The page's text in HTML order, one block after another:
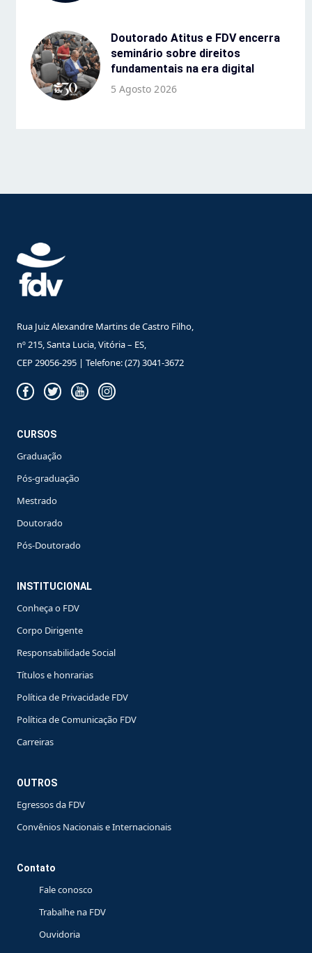
Doutorado Atitus e FDV encerra
seminário sobre direitos
fundamentais na era digital
5 Agosto 2026
Rua Juiz Alexandre Martins de Castro Filho,
nº 215, Santa Lucia, Vitória – ES,
CEP 29056-295 | Telefone: (27) 3041-3672
CURSOS
Graduação
Pós-graduação
Mestrado
Doutorado
Pós-Doutorado
INSTITUCIONAL
Conheça o FDV
Corpo Dirigente
Responsabilidade Social
Títulos e honrarias
Política de Privacidade FDV
Política de Comunicação FDV
Carreiras
OUTROS
Egressos da FDV
Convênios Nacionais e Internacionais
Contato
Fale conosco
Trabalhe na FDV
Ouvidoria